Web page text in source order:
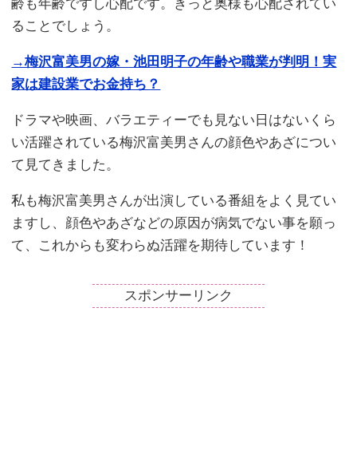
齢も年齢ですし心配です。きっと奥様も心配されてい
ることでしょう。
→梅沢富美男の嫁・池田明子の年齢や職業が判明！実
家は建設業でお金持ち？
ドラマや映画、バラエティーでも見ない日はないくら
い活躍されている梅沢富美男さんの顔色やあざについ
て見てきました。
私も梅沢富美男さんが出演している番組をよく見てい
ますし、顔色やあざなどの原因が病気でない事を願っ
て、これからも変わらぬ活躍を期待しています！
スポンサーリンク